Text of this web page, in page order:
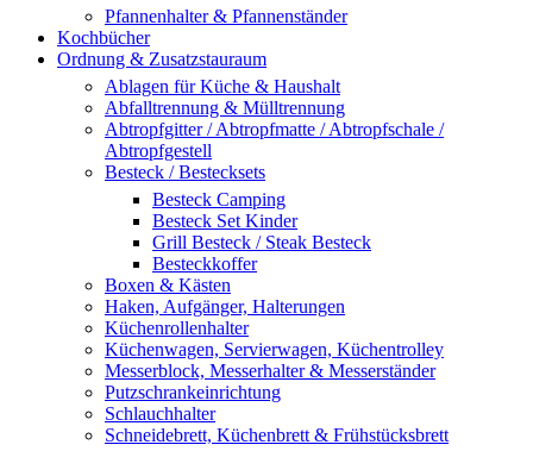
Pfannenhalter & Pfannenständer
Kochbücher
Ordnung & Zusatzstauraum
Ablagen für Küche & Haushalt
Abfalltrennung & Mülltrennung
Abtropfgitter / Abtropfmatte / Abtropfschale /
Abtropfgestell
Besteck / Bestecksets
Besteck Camping
Besteck Set Kinder
Grill Besteck / Steak Besteck
Besteckkoffer
Boxen & Kästen
Haken, Aufgänger, Halterungen
Küchenrollenhalter
Küchenwagen, Servierwagen, Küchentrolley
Messerblock, Messerhalter & Messerständer
Putzschrankeinrichtung
Schlauchhalter
Schneidebrett, Küchenbrett & Frühstücksbrett